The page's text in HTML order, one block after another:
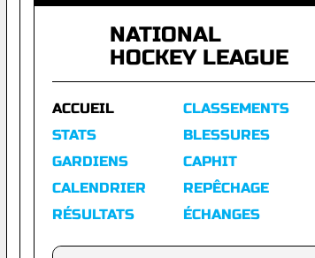
NATIONAL
HOCKEY LEAGUE
ACCUEIL
STATS
GARDIENS
CALENDRIER
RÉSULTATS
CLASSEMENTS
BLESSURES
CAPHIT
REPÊCHAGE
ÉCHANGES